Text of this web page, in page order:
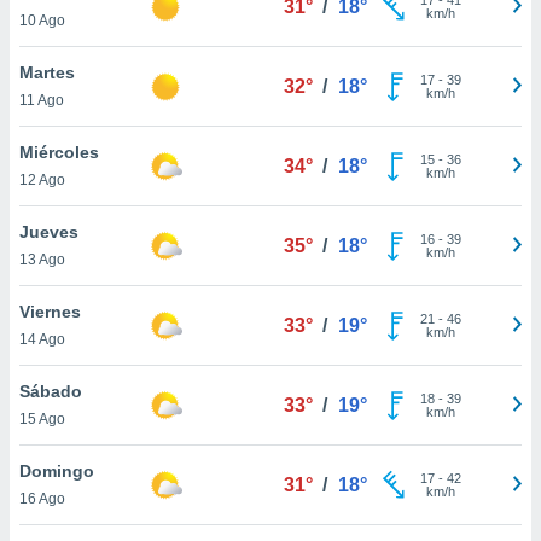
más
nuestra
y
de
disponible
cookies
aceptar
10 Ago
31° / 18°
km/h
Martes
11 Ago
32° / 18° 17- 39
km/h
Miércoles
12 Ago
34° / 18° 15- 36
km/h
Jueves
13 Ago
35° / 18° 16- 39
km/h
Viernes
14 Ago
33° / 19° 21 - 46
km/h
Sábado
15 Ago
33° / 19° 18- 39
km/h
Domingo
16 Ago
31° / 18° 17- 42
km/h